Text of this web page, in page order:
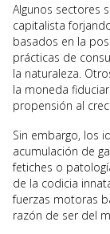
Algunos sectores
capitalista
basados en la
prácticas de
la naturaleza.
la moneda
propensión al
Sin embargo, los
acumulación de
fetiches o
de la codicia
fuerzas motoras
razón de ser del